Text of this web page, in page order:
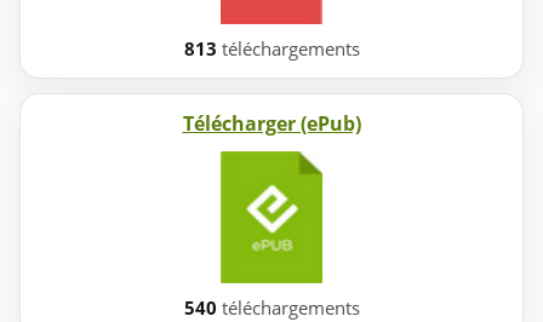
813 téléchargements
Télécharger (ePub)
540 téléchargements